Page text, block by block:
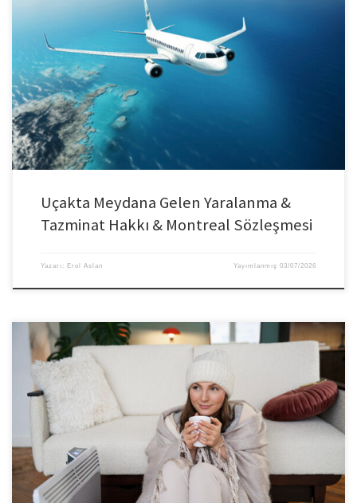
Uçakta Meydana Gelen Yaralanma &
Tazminat Hakkı & Montreal Sözleşmesi
Yazarı: Erol Aslan Yayımlanmış03/07/2026